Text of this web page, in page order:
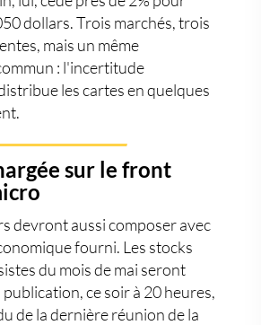
dollars. Trois marchés, trois
mais un même
: l'incertitude
les cartes en quelques
sur le front
devront aussi composer avec
fourni. Les stocks
du mois de mai seront
ce soir à 20 heures,
de la dernière réunion de la